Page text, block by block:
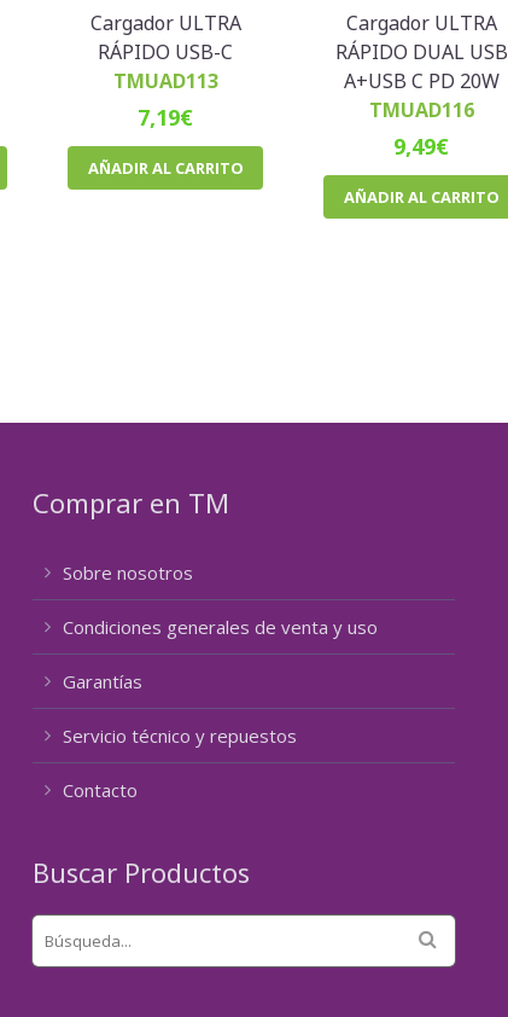
Cargador ULTRA
RÁPIDO USB-C
TMUAD113
7,19€
AÑADIR AL CARRITO
Cargador ULTRA
RÁPIDO DUAL USB
A+USB C PD 20W
TMUAD116
9,49€
AÑADIR AL CARRITO
Comprar en TM
Sobre nosotros
Condiciones generales de venta y uso
Garantías
Servicio técnico y repuestos
Contacto
Buscar Productos